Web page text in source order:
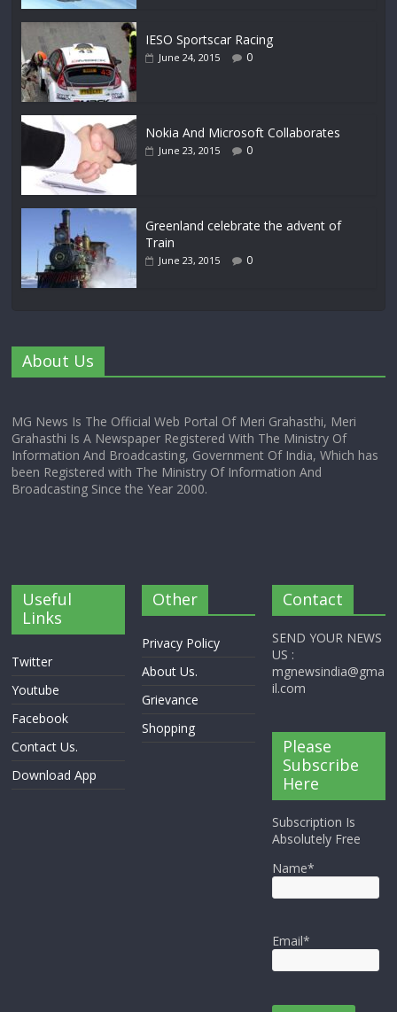
IESO Sportscar Racing
June 24, 2015 0
Nokia And Microsoft Collaborates
June 23, 2015 0
Greenland celebrate the advent of
Train
June 23, 2015 0
About Us
MG News Is The Official Web Portal Of Meri Grahasthi, Meri
Grahasthi Is A Newspaper Registered With The Ministry Of
Information And Broadcasting, Government Of India, Which has
been Registered with The Ministry Of Information And
Broadcasting Since the Year 2000.
Useful
Links
Twitter
Youtube
Facebook
Contact Us.
Download App
Other
Privacy Policy
About Us.
Grievance
Shopping
Contact
SEND YOUR NEWS
US :
mgnewsindia@gma
il.com
Please
Subscribe
Here
Subscription Is
Absolutely Free
Name*
Email*